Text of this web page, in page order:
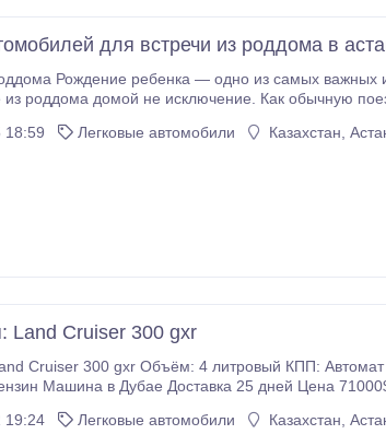
для встречи из роддома в
в жизни. Здесь не бывает мелочей.
роддома домой не исключение. Как обычную
Mercedes-Benz s-class W221 будет лучшим решением для
18:59 Легковые автомобили Казахстан,
Land Cruiser 300 gxr
литровый КПП: Автомат Год выпуска: 2022 Состояние: новая без пробега 0км
Машина в Дубае Доставка 25 дней Цена
19:24
Легковые автомобили Казахстан,